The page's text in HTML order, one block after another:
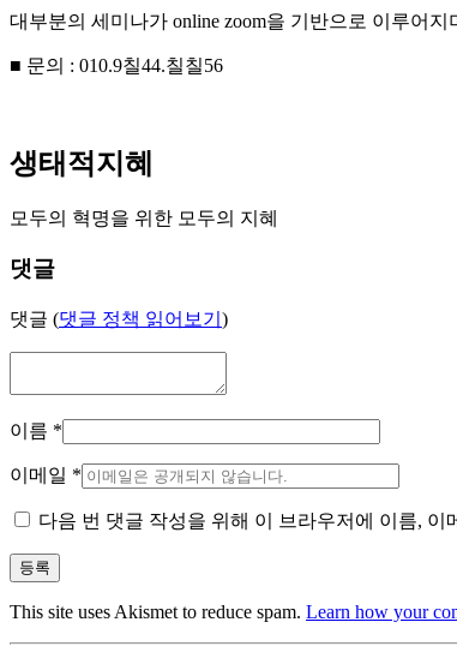
대부분의 세미나가 online zoom을 기반으로 이루어
■ 문의 : 010.9칠44.칠칠56
생태적지혜
모두의 혁명을 위한 모두의 지혜
댓글
댓글 (댓글 정책 읽어보기 )
이름 *
이메일 *
다음 번 댓글 작성을 위해 이 브라우저에 이름,
This site uses Akismet to reduce spam. Learn how your